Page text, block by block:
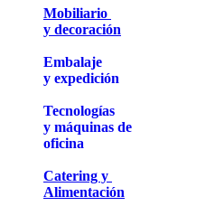
Mobiliario
y decoración
Embalaje
y expedición
Tecnologías
y máquinas de
oficina
Catering y
Alimentación